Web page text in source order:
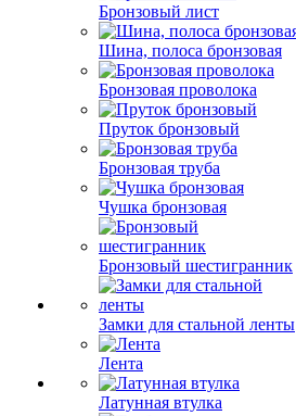
Бронзовый лист
Шина, полоса бронзовая
Бронзовая проволока
Пруток бронзовый
Бронзовая труба
Чушка бронзовая
Бронзовый шестигранник
Замки для стальной ленты
Лента
Латунная втулка